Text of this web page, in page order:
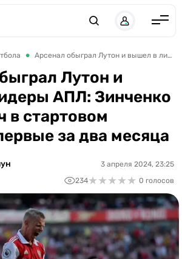
Арсенал обыграл Лутон и вышел в лидеры АПЛ: Зинченко начал матч в стартовом составе впервые за два месяца
Лутон и
АПЛ: Зинченко
в стартовом
за два месяца
3 апреля 2024, 23:25
234★★★★★
★★★★★ 0 голосов